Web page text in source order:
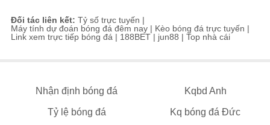
Đối tác liên kết: Tỷ số trực tuyến |
Máy tính dự đoán bóng đá đêm nay | Kèo bóng đá trực tuyến |
Link xem trực tiếp bóng đá | 188BET | jun88 | Top nhà cái
Nhận định bóng đá Kqbd Anh
Tỷ lệ bóng đá Kq bóng đá Đức